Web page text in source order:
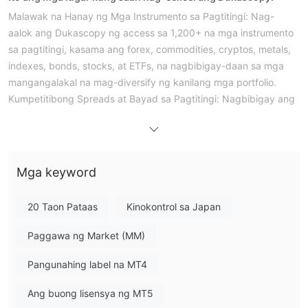
Malawak na Hanay ng Mga Instrumento sa Pagtitingi: Nag-
aalok ang Dukascopy ng access sa 1,200+ na mga instrumento
sa pagtitingi, kasama ang forex, commodities, cryptos, metals,
indexes, bonds, stocks, at ETFs, na nagbibigay-daan sa mga
mangangalakal na mag-diversify ng kanilang mga portfolio.
Kumpetitibong Spreads at Bayad sa Pagtitingi: Nagbibigay ang
mga sikat na currency pair tulad ng EUR/USD at USD/JPY ay
kumpetitibong kabuuang gastos sa pagtitingi.
Dukascopy ng iba't ibang mga plataporma ng pagtitingi,
kasama ang JForex4, MetaTrader4/5 (MT4/5), at ang Web
sumasaklaw sa iba't ibang mga kagustuhan sa pagtitingi at
mga chart.
Mga keyword
20 Taon Pataas Kinokontrol sa Japan
Paggawa ng Market (MM)
Pangunahing label na MT4
Ang buong lisensya ng MT5